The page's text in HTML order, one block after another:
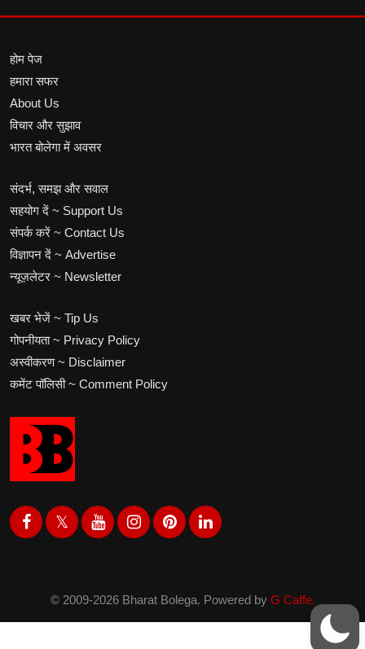
होम पेज
हमारा सफर
About Us
विचार और सुझाव
भारत बोलेगा में अवसर
संदर्भ, समझ और सवाल
सहयोग दें ~ Support Us
संपर्क करें ~ Contact Us
विज्ञापन दें ~ Advertise
न्यूज़लेटर ~ Newsletter
खबर भेजें ~ Tip Us
गोपनीयता ~ Privacy Policy
अस्वीकरण ~ Disclaimer
कमेंट पॉलिसी ~ Comment Policy
© 2009-2026 Bharat Bolega. Powered by G Caffe.